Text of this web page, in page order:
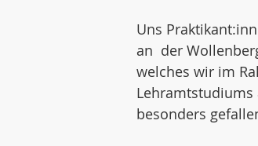
Uns
an  der
welches wir im
Lehramtstudiums
besonders